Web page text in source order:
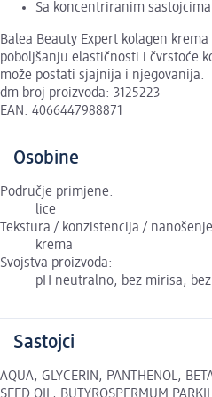
Sa koncentriranim
Balea Beauty Expert kolagen
poboljšanju elastičnosti i čvrstoće
može postati sjajnija i njegovanija.
dm broj proizvoda: 3125223
EAN: 4066447988871
Osobine
Područje primjene:
lice
Tekstura / konzistencija /
krema
Svojstva proizvoda:
pH neutralno, bez mirisa,
Sastojci
AQUA, GLYCERIN, PANTHENOL,